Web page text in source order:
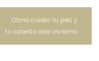
Cómo cuidar tu piel y
tu cabello este invierno